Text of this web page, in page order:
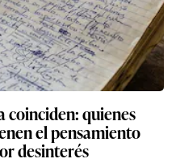
coinciden: quienes
el pensamiento
desinterés